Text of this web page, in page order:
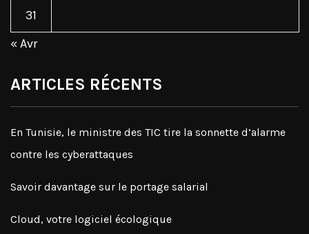
31
« Avr
ARTICLES RÉCENTS
En Tunisie, le ministre des TIC tire la sonnette d’alarme
contre les cyberattaques
Savoir davantage sur le portage salarial
Cloud, votre logiciel écologique